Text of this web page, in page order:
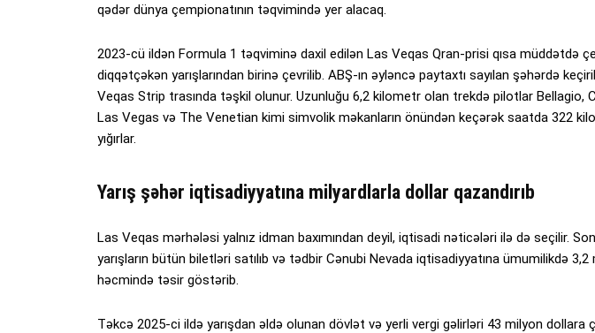
qədər dünya çempionatının təqvimində yer alacaq.
2023-cü ildən Formula 1 təqviminə daxil edilən Las Veqas Qran-prisi qısa müddətdə
diqqətçəkən yarışlarından birinə çevrilib. ABŞ-ın əyləncə paytaxtı sayılan şəhərdə
Veqas Strip trasında təşkil olunur. Uzunluğu 6,2 kilometr olan trekdə pilotlar Bellagio,
Las Vegas və The Venetian kimi simvolik məkanların önündən keçərək saatda 322
yığırlar.
Yarış şəhər iqtisadiyyatına milyardlarla dollar qazandırıb
Las Veqas mərhələsi yalnız idman baxımından deyil, iqtisadi nəticələri ilə də seçilir.
yarışların bütün biletləri satılıb və tədbir Cənubi Nevada iqtisadiyyatına ümumilikdə
həcmində təsir göstərib.
Təkcə 2025-ci ildə yarışdan əldə olunan dövlət və yerli vergi gəlirləri 43 milyon dollara